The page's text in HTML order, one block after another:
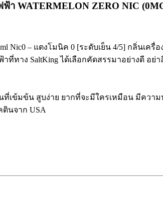
ฟ้า WATERMELON ZERO NIC
Nic0 – แตงโมนิค 0 [ระดับเย็น 4/5] กลิ่นเค
ทาง SaltKing ได้เลือกคัดสรรมาอย่างดี อ
เข้มข้น สูบง่าย ยากที่จะมีใครเหมือน มีควา
ตินจาก USA